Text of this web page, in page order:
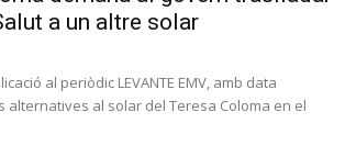
a un altre solar
al periòdic LEVANTE EMV, amb data
alternatives al solar del Teresa Coloma en el